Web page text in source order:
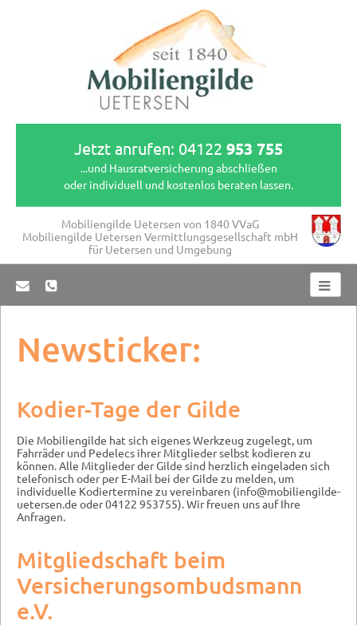
Jetzt anrufen: 04122 953 755
...und Hausratversicherung abschließen
oder individuell und kostenlos beraten lassen.
Mobiliengilde Uetersen von 1840 VVaG
Mobiliengilde Uetersen Vermittlungsgesellschaft mbH
für Uetersen und Umgebung
Newsticker:
Kodier-Tage der Gilde
Die Mobiliengilde hat sich eigenes Werkzeug zugelegt, um
Fahrräder und Pedelecs ihrer Mitglieder selbst kodieren zu
können. Alle Mitglieder der Gilde sind herzlich eingeladen sich
telefonisch oder per E-Mail bei der Gilde zu melden, um
individuelle Kodiertermine zu vereinbaren (info@mobiliengilde-
uetersen.de oder 04122 953755). Wir freuen uns auf Ihre
Anfragen.
Mitgliedschaft beim
Versicherungsombudsmann
e.V.